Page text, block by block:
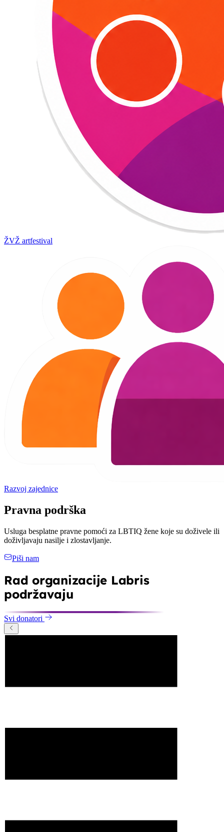
ŽVŽ artfestival
Razvoj zajednice
Pravna podrška
Usluga besplatne pravne pomoći za LBTIQ žene koje su doživele ili
doživljavaju nasilje i zlostavljanje.
Piši nam
Rad organizacije Labris
podržavaju
Svi donatori